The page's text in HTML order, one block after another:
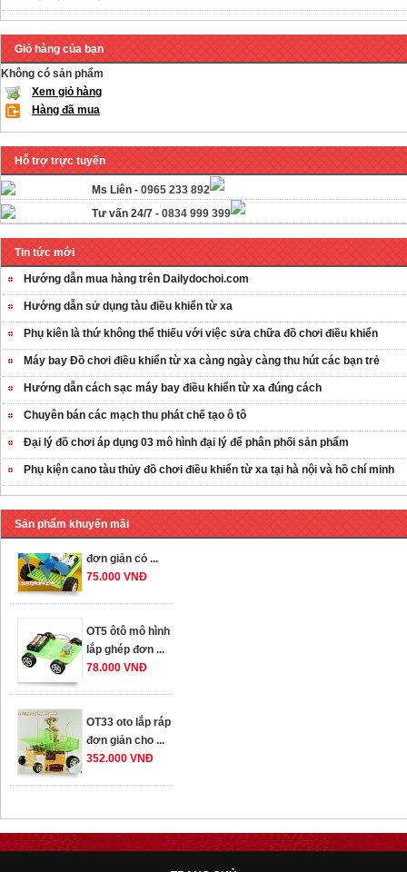
Giỏ hàng của bạn
Không có sản phẩm
Xem giỏ hàng
Hàng đã mua
Hỗ trợ trực tuyến
Ms Liên - 0965 233 892
Tư vấn 24/7 - 0834 999 399
Tin tức mới
Hướng dẫn mua hàng trên Dailydochoi.com
Hướng dẫn sử dụng tàu điều khiển từ xa
Phụ kiên là thứ không thể thiếu với việc sửa chữa đồ chơi điều khiển
Máy bay Đồ chơi điều khiển từ xa càng ngày càng thu hút các bạn trẻ
Hướng dẫn cách sạc máy bay điều khiển từ xa đúng cách
Chuyên bán các mạch thu phát chế tạo ô tô
Đại lý đồ chơi áp dụng 03 mô hình đại lý để phân phối sản phẩm
Phụ kiện cano tàu thủy đồ chơi điều khiển từ xa tại hà nội và hồ chí minh
Sản phẩm khuyến mãi
ráp nhấc chân di
...
OT36 oto mô hình
đơn giản có ...
75.000 VNĐ
lắp ghép đơn ...
78.000 VNĐ
đơn giản cho ...
352.000 VNĐ
ráp nhấc chân di
...